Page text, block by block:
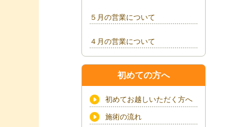
５月の営業について
４月の営業について
初めての方へ
初めてお越しいただく方へ
施術の流れ